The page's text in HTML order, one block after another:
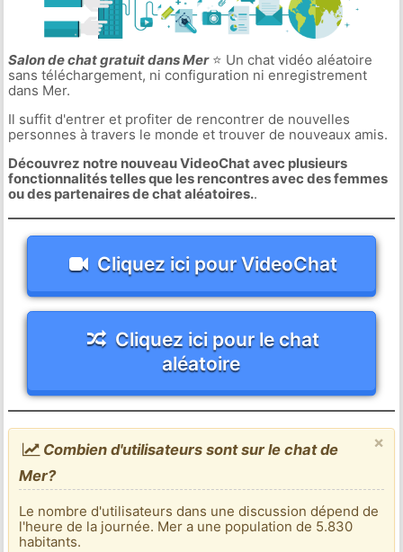
Salon de chat gratuit dans Mer⭐ Un chat vidéo aléatoire
sans téléchargement, ni configuration ni enregistrement
dans Mer.
Il suffit d'entrer et profiter de rencontrer de nouvelles
personnes à travers le monde et trouver de nouveaux amis.
Découvrez notre nouveau VideoChat avec plusieurs
fonctionnalités telles que les rencontres avec des femmes
ou des partenaires de chat aléatoires..
Cliquez ici pour VideoChat
Cliquez ici pour le chat
aléatoire
×
Combien d'utilisateurs sont sur le chat de
Mer?
Le nombre d'utilisateurs dans une discussion dépend de
l'heure de la journée. Mer a une population de 5.830
habitants.